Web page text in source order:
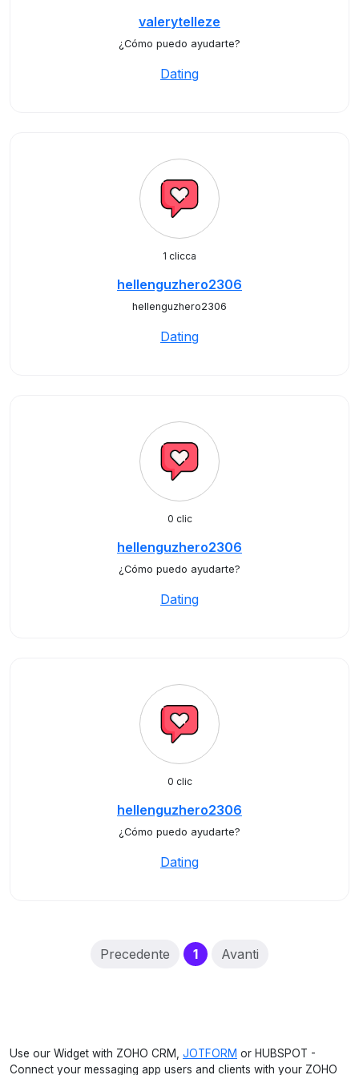
valerytelleze
¿Cómo puedo ayudarte?
Dating
1 clicca
hellenguzhero2306
hellenguzhero2306
Dating
0 clic
hellenguzhero2306
¿Cómo puedo ayudarte?
Dating
0 clic
hellenguzhero2306
¿Cómo puedo ayudarte?
Dating
Precedente 1(current)
Avanti
Use our Widget with ZOHO CRM, JOTFORM or HUBSPOT -
Connect your messaging app users and clients with your ZOHO